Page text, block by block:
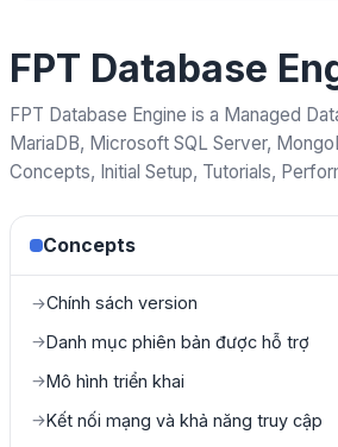
FPT Database
FPT Database Engine is a Managed
MariaDB, Microsoft SQL Server,
Concepts, Initial Setup, Tutorials,
Concepts
→Chính sách version
→Danh mục phiên bản được hỗ trợ
→Mô hình triển khai
→Kết nối mạng và khả năng truy cập